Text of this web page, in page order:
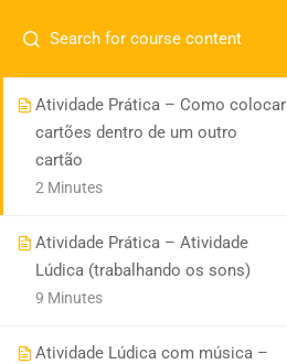
RegistroLogin
6 Minutes
Atividade Prática – Como colocar
cartões dentro de um outro
cartão
2 Minutes
Atividade Prática – Atividade
Lúdica (trabalhando os sons)
9 Minutes
Atividade Lúdica com música –
Sobre nós
Blog
Contato
LINKS
Cursos